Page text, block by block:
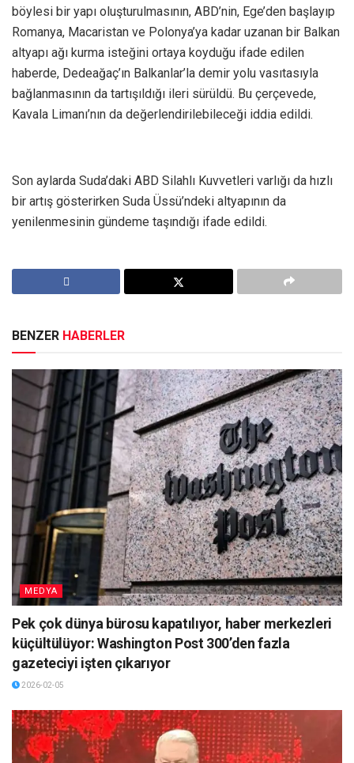
böylesi bir yapı oluşturulmasının, ABD’nin, Ege’den başlayıp
Romanya, Macaristan ve Polonya’ya kadar uzanan bir Balkan
altyapı ağı kurma isteğini ortaya koyduğu ifade edilen
haberde, Dedeağaç’ın Balkanlar’la demir yolu vasıtasıyla
bağlanmasının da tartışıldığı ileri sürüldü. Bu çerçevede,
Kavala Limanı’nın da değerlendirilebileceği iddia edildi.
Son aylarda Suda’daki ABD Silahlı Kuvvetleri varlığı da hızlı
bir artış gösterirken Suda Üssü’ndeki altyapının da
yenilenmesinin gündeme taşındığı ifade edildi.
BENZER HABERLER
MEDYA
Pek çok dünya bürosu kapatılıyor, haber merkezleri
küçültülüyor: Washington Post 300’den fazla
gazeteciyi işten çıkarıyor
2026-02-05